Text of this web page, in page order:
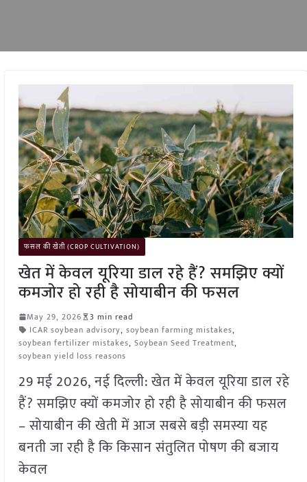
फसल की खेती (CROP CULTIVATION)
खेत में केवल यूरिया डाल रहे हैं? समझिए क्यों
कमजोर हो रही है सोयाबीन की फसल
May 29, 2026
3 min read
ICAR soybean advisory, soybean farming mistakes,
soybean fertilizer mistakes, Soybean Seed Treatment,
soybean yield loss reasons
29 मई 2026, नई दिल्ली: खेत में केवल यूरिया डाल रहे
हैं? समझिए क्यों कमजोर हो रही है सोयाबीन की फसल
– सोयाबीन की खेती में आज सबसे बड़ी समस्या यह
बनती जा रही है कि किसान संतुलित पोषण की बजाय
केवल